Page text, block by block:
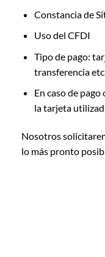
Constancia de
Uso del CFDI
Tipo de pago:
transferencia
En caso de
la tarjeta
Nosotros
lo más pronto